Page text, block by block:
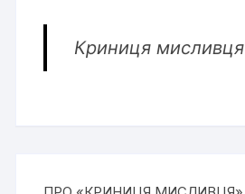
Криниця мисливця